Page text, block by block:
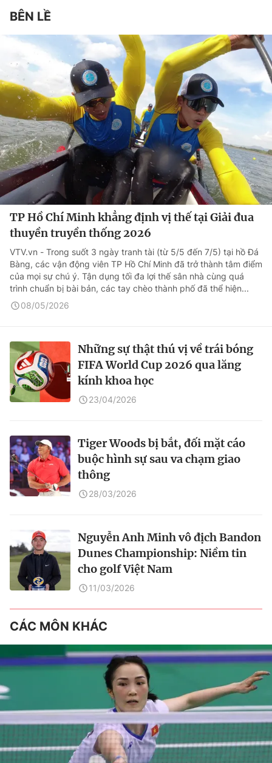
BÊN LỀ
TP Hồ Chí Minh khẳng định vị thế tại Giải đua
thuyền truyền thống 2026
VTV.vn - Trong suốt 3 ngày tranh tài (từ 5/5 đến 7/5) tại hồ Đá
Bàng, các vận động viên TP Hồ Chí Minh đã trở thành tâm điểm
của mọi sự chú ý. Tận dụng tối đa lợi thế sân nhà cùng quá
trình chuẩn bị bài bản, các tay chèo thành phố đã thể hiện...
08/05/2026
Những sự thật thú vị về trái bóng
FIFA World Cup 2026 qua lăng
kính khoa học
23/04/2026
Tiger Woods bị bắt, đối mặt cáo
buộc hình sự sau va chạm giao
thông
28/03/2026
Nguyễn Anh Minh vô địch Bandon
Dunes Championship: Niềm tin
cho golf Việt Nam
11/03/2026
CÁC MÔN KHÁC